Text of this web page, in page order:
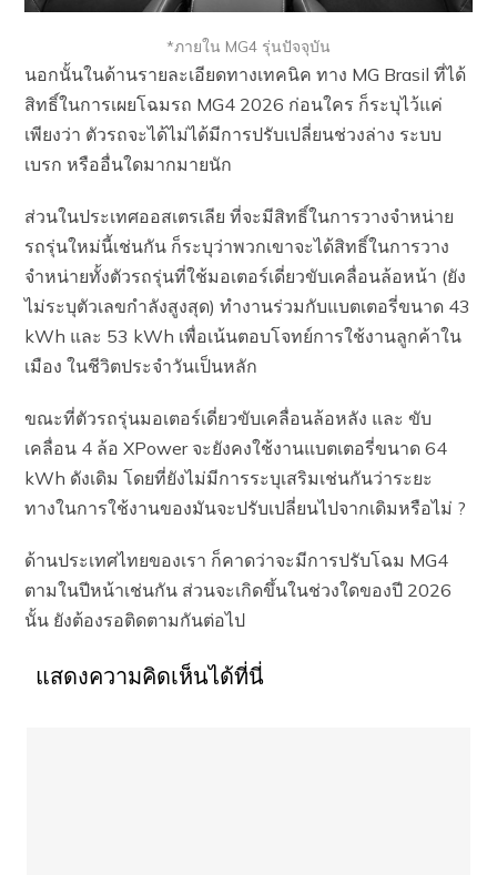
*ภายใน MG4 รุ่นปัจจุบัน
นอกนั้นในด้านรายละเอียดทางเทคนิค ทาง MG Brasil ที่ได้
สิทธิ์ในการเผยโฉมรถ MG4 2026 ก่อนใคร ก็ระบุไว้แค่
เพียงว่า ตัวรถจะได้ไม่ได้มีการปรับเปลี่ยนช่วงล่าง ระบบ
เบรก หรืออื่นใดมากมายนัก
ส่วนในประเทศออสเตรเลีย ที่จะมีสิทธิ์ในการวางจำหน่าย
รถรุ่นใหม่นี้เช่นกัน ก็ระบุว่าพวกเขาจะได้สิทธิ์ในการวาง
จำหน่ายทั้งตัวรถรุ่นที่ใช้มอเตอร์เดี่ยวขับเคลื่อนล้อหน้า (ยัง
ไม่ระบุตัวเลขกำลังสูงสุด) ทำงานร่วมกับแบตเตอรี่ขนาด 43
kWh และ 53 kWh เพื่อเน้นตอบโจทย์การใช้งานลูกค้าใน
เมือง ในชีวิตประจำวันเป็นหลัก
ขณะที่ตัวรถรุ่นมอเตอร์เดี่ยวขับเคลื่อนล้อหลัง และ ขับ
เคลื่อน 4 ล้อ XPower จะยังคงใช้งานแบตเตอรี่ขนาด 64
kWh ดังเดิม โดยที่ยังไม่มีการระบุเสริมเช่นกันว่าระยะ
ทางในการใช้งานของมันจะปรับเปลี่ยนไปจากเดิมหรือไม่ ?
ด้านประเทศไทยของเรา ก็คาดว่าจะมีการปรับโฉม MG4
ตามในปีหน้าเช่นกัน ส่วนจะเกิดขึ้นในช่วงใดของปี 2026
นั้น ยังต้องรอติดตามกันต่อไป
แสดงความคิดเห็นได้ที่นี่